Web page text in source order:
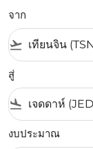
จาก
flight_takeoff
สู่
flight_land
งบประมาณ